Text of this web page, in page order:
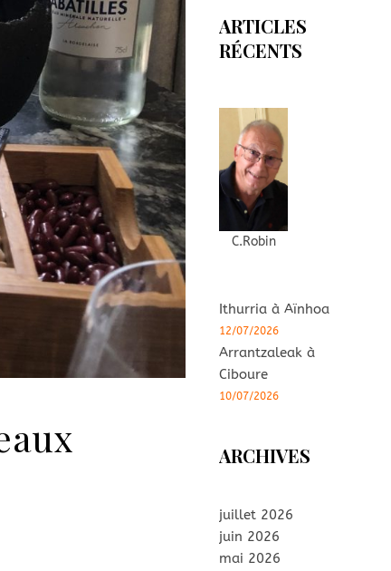
ARTICLES
RÉCENTS
C.Robin
Ithurria à Aïnhoa
12/07/2026
Arrantzaleak à
Ciboure
10/07/2026
ARCHIVES
juillet 2026
juin 2026
mai 2026